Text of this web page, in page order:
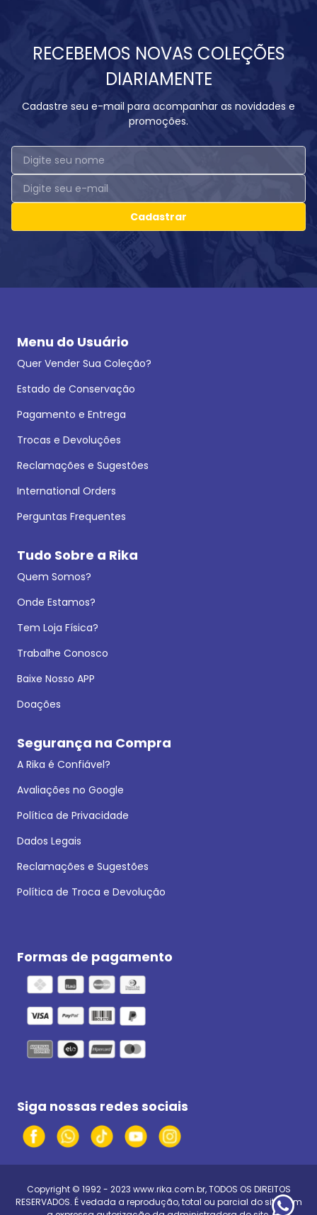
RECEBEMOS NOVAS COLEÇÕES
DIARIAMENTE
Cadastre seu e-mail para acompanhar as novidades e
promoções.
Cadastrar
Menu do Usuário
Quer Vender Sua Coleção?
Estado de Conservação
Pagamento e Entrega
Trocas e Devoluções
Reclamações e Sugestões
International Orders
Perguntas Frequentes
Tudo Sobre a Rika
Quem Somos?
Onde Estamos?
Tem Loja Física?
Trabalhe Conosco
Baixe Nosso APP
Doações
Segurança na Compra
A Rika é Confiável?
Avaliações no Google
Política de Privacidade
Dados Legais
Reclamações e Sugestões
Política de Troca e Devolução
Formas de pagamento
Siga nossas redes sociais
Copyright © 1992 - 2023 www.rika.com.br, TODOS OS DIREITOS
RESERVADOS. É vedada a reprodução, total ou parcial do site, sem